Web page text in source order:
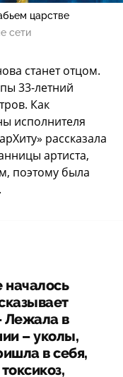
царстве
сети
станет отцом.
33-летний
Как
исполнителя
рассказала
артиста,
поэтому была
Лежала в
– уколы,
в себя,